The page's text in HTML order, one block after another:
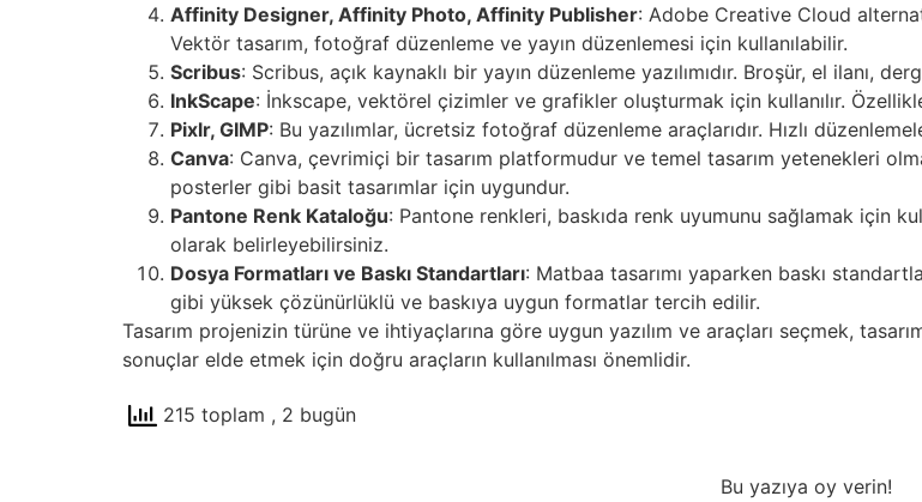
Affinity Designer, Affinity Photo, Affinity Publisher: Adobe Creative Cloud
Vektör tasarım, fotoğraf düzenleme ve yayın düzenlemesi için kullanılabilir.
Scribus: Scribus, açık kaynaklı bir yayın düzenleme yazılımıdır. Broşür, el ilanı,
InkScape: İnkscape, vektörel çizimler ve grafikler oluşturmak için kullanılır.
Pixlr, GIMP: Bu yazılımlar, ücretsiz fotoğraf düzenleme araçlarıdır. Hızlı
Canva: Canva, çevrimiçi bir tasarım platformudur ve temel tasarım yetenekleri
posterler gibi basit tasarımlar için uygundur.
Pantone Renk Kataloğu: Pantone renkleri, baskıda renk uyumunu sağlamak için
olarak belirleyebilirsiniz.
Dosya Formatları ve Baskı Standartları: Matbaa tasarımı yaparken baskı
gibi yüksek çözünürlüklü ve baskıya uygun formatlar tercih edilir.
Tasarım projenizin türüne ve ihtiyaçlarına göre uygun yazılım ve araçları seçmek,
sonuçlar elde etmek için doğru araçların kullanılması önemlidir.
215 toplam , 2 bugün
Bu yazıya oy verin!